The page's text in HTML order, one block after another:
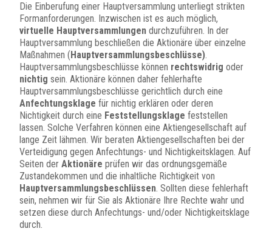
Die Einberufung einer Hauptversammlung unterliegt strikten
Formanforderungen. Inzwischen ist es auch möglich,
virtuelle Hauptversammlungen durchzuführen. In der
Hauptversammlung beschließen die Aktionäre über einzelne
Maßnahmen (Hauptversammlungsbeschlüsse).
Hauptversammlungsbeschlüsse können rechtswidrig oder
nichtig sein. Aktionäre können daher fehlerhafte
Hauptversammlungsbeschlüsse gerichtlich durch eine
Anfechtungsklage für nichtig erklären oder deren
Nichtigkeit durch eine Feststellungsklage feststellen
lassen. Solche Verfahren können eine Aktiengesellschaft auf
lange Zeit lähmen. Wir beraten Aktiengesellschaften bei der
Verteidigung gegen Anfechtungs- und Nichtigkeitsklagen. Auf
Seiten der Aktionäre prüfen wir das ordnungsgemäße
Zustandekommen und die inhaltliche Richtigkeit von
Hauptversammlungsbeschlüssen. Sollten diese fehlerhaft
sein, nehmen wir für Sie als Aktionäre Ihre Rechte wahr und
setzen diese durch Anfechtungs- und/oder Nichtigkeitsklage
durch.